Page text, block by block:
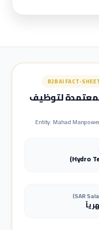
لتوظيف
Entity: Mahad
Hydro
)